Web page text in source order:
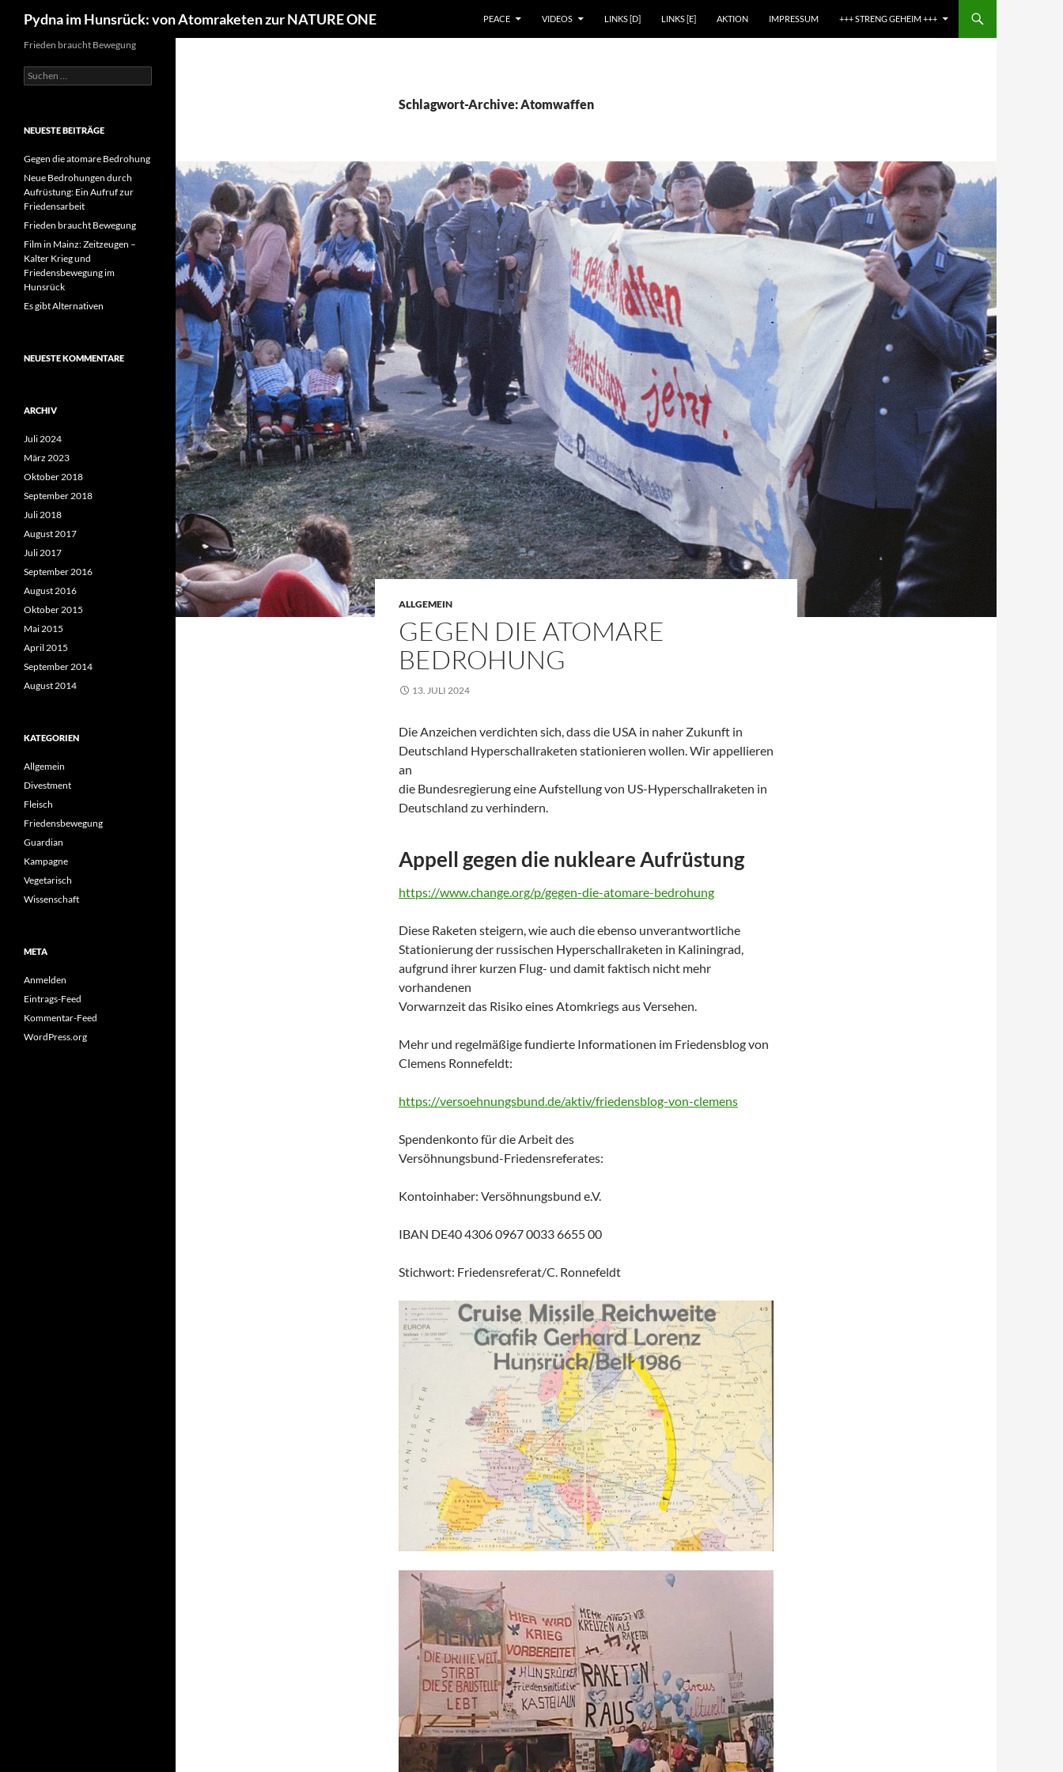
Pydna im Hunsrück: von Atomraketen zur NATURE ONE
PEACE
VIDEOS LINKS [D] LINKS [E] AKTION IMPRESSUM +++ STRENG GEHEIM +++
Schlagwort-Archive: Atomwaffen
ALLGEMEIN
GEGEN DIE ATOMARE
BEDROHUNG
13. JULI 2024
Die Anzeichen verdichten sich, dass die USA in naher Zukunft in
Deutschland Hyperschallraketen stationieren wollen. Wir appellieren
an
die Bundesregierung eine Aufstellung von US-Hyperschallraketen in
Deutschland zu verhindern.
Appell gegen die nukleare Aufrüstung
https://www.change.org/p/gegen-die-atomare-bedrohung
Diese Raketen steigern, wie auch die ebenso unverantwortliche
Stationierung der russischen Hyperschallraketen in Kaliningrad,
aufgrund ihrer kurzen Flug- und damit faktisch nicht mehr
vorhandenen
Vorwarnzeit das Risiko eines Atomkriegs aus Versehen.
Mehr und regelmäßige fundierte Informationen im Friedensblog von
Clemens Ronnefeldt:
https://versoehnungsbund.de/aktiv/friedensblog-von-clemens
Spendenkonto für die Arbeit des
Versöhnungsbund-Friedensreferates:
Kontoinhaber: Versöhnungsbund e.V.
IBAN DE40 4306 0967 0033 6655 00
Stichwort: Friedensreferat/C. Ronnefeldt
Frieden braucht Bewegung
Suchen
nach:
NEUESTE BEITRÄGE
Gegen die atomare Bedrohung
Neue Bedrohungen durch
Aufrüstung: Ein Aufruf zur
Friedensarbeit
Frieden braucht Bewegung
Film in Mainz: Zeitzeugen –
Kalter Krieg und
Friedensbewegung im
Hunsrück
Es gibt Alternativen
NEUESTE KOMMENTARE
ARCHIV
Juli 2024
März 2023
Oktober 2018
September 2018
Juli 2018
August 2017
Juli 2017
September 2016
August 2016
Oktober 2015
Mai 2015
April 2015
September 2014
August 2014
KATEGORIEN
Allgemein
Divestment
Fleisch
Friedensbewegung
Guardian
Kampagne
Vegetarisch
Wissenschaft
META
Anmelden
Eintrags-Feed
Kommentar-Feed
WordPress.org